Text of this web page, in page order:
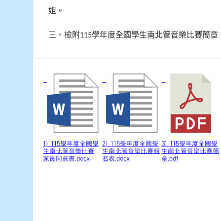
姐。
三、檢附115學年度全國學生南北管音樂比賽簡
1) 115學年度全國學
生南北管音樂比賽
家長同意書.docx
2) 115學年度全國學
生南北管音樂比賽報
名表.docx
3) 115學年度全國學
生南北管音樂比賽簡
章.pdf